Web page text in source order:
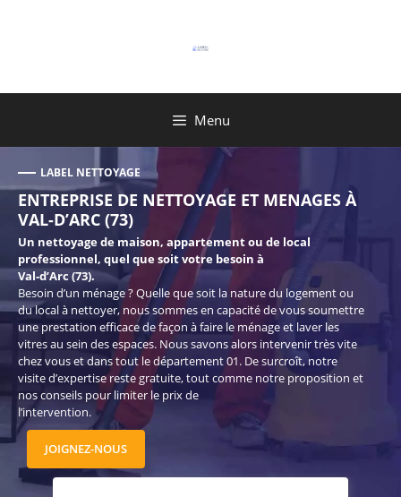
Menu
LABEL NETTOYAGE
ENTREPRISE DE NETTOYAGE ET MENAGES À
VAL-D’ARC (73)
Un nettoyage de maison, appartement ou de local
professionnel, quel que soit votre besoin à
Val-d’Arc (73).
Besoin d’un ménage ? Quelle que soit la nature du logement ou
du local à nettoyer, nous sommes en capacité de vous soumettre
une prestation efficace de façon à faire le ménage et laver les
vitres au sein des espaces. Nous savons alors intervenir très vite
chez vous et dans tout le département 01. De surcroît, notre
visite d’expertise reste gratuite, tout comme notre proposition et
nos conseils pour limiter le prix de
l’intervention.
JOIGNEZ-NOUS